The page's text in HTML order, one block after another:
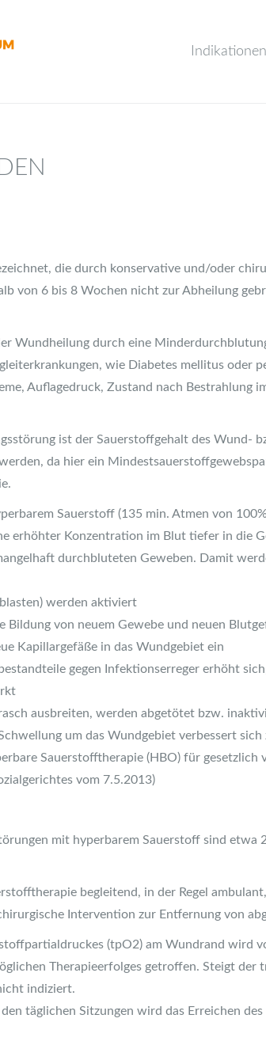
Indikationen
die durch konservative und/oder
von 6 bis 8 Wochen nicht zur Abheilung
Wundheilung durch eine
wie Diabetes mellitus oder
Auflagedruck, Zustand nach Bestrahlung
ist der Sauerstoffgehalt des Wund-
da hier ein
Sauerstoff (135 min. Atmen von
erhöhter Konzentration im Blut tiefer in die
durchbluteten Geweben. Damit
werden aktiviert
Bildung von neuem Gewebe und neuen
Kapillargefäße in das Wundgebiet ein
gegen Infektionserreger erhöht
ausbreiten, werden abgetötet bzw.
um das Wundgebiet verbessert
Sauerstofftherapie (HBO) für
vom 7.5.2013)
mit hyperbarem Sauerstoff sind
begleitend, in der Regel
Intervention zur Entfernung von
(tpO2) am Wundrand wird
Therapieerfolges getroffen. Steigt
indiziert.
täglichen Sitzungen wird das Erreichen